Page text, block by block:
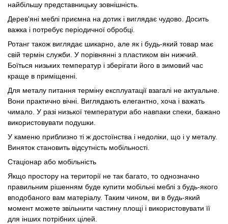
найбільшу представницьку зовнішність.
Дерев'яні меблі приємна на дотик і виглядає чудово. Досить
важка і потребує періодичної обробці.
Ротанг також виглядає шикарно, але як і будь-який товар має
свій термін служби. У порівнянні з пластиком він нижчий.
Боїться низьких температур і зберігати його в зимовий час
краще в приміщенні.
Для металу питання терміну експлуатації взагалі не актуальне.
Вони практично вічні. Виглядають елегантно, хоча і важать
чимало. У разі низької температури або навпаки спеки, бажано
використовувати подушки.
У каменю приблизно ті ж достоїнства і недоліки, що і у металу.
Виняток становить відсутність мобільності.
Стаціонар або мобільність
Якщо простору на території не так багато, то однозначно
правильним рішенням буде купити мобільні меблі з будь-якого
вподобаного вам матеріалу. Таким чином, ви в будь-який
момент можете звільнити частину площі і використовувати її
для інших потрібних цілей.